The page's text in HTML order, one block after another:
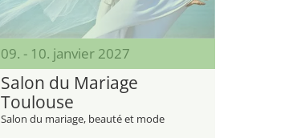
09. - 10. janvier 2027
Salon du Mariage
Toulouse
Salon du mariage, beauté et mode